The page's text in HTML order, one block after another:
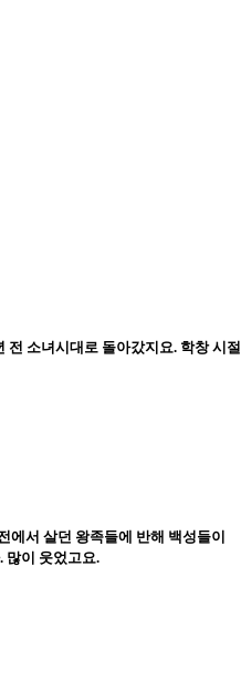
전 소녀시대로 돌아갔지요. 학창 시절
서 살던 왕족들에 반해 백성들이
많이 웃었고요.